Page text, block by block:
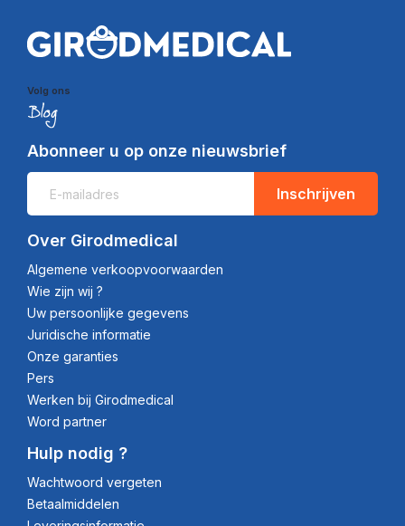
Volg ons
Abonneer u op onze nieuwsbrief
Inschrijven
Over Girodmedical
Algemene verkoopvoorwaarden
Wie zijn wij ?
Uw persoonlijke gegevens
Juridische informatie
Onze garanties
Pers
Werken bij Girodmedical
Word partner
Hulp nodig ?
Wachtwoord vergeten
Betaalmiddelen